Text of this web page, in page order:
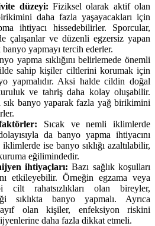
düzeyi: Fiziksel olarak aktif olan
daha fazla yaşayacakları için
ihtiyacı hissedebilirler. Sporcular,
çalışanlar ve düzenli egzersiz yapan
yapmayı tercih ederler.
yapma sıklığını belirlemede önemli
sahip kişiler ciltlerini korumak için
yapmalıdır. Aksi halde cildin doğal
ve tahriş daha kolay oluşabilir.
sık banyo yaparak fazla yağ birikimini
Sıcak ve nemli iklimlerde
da banyo yapma ihtiyacını
ise banyo sıklığı azaltılabilir,
eğilimindedir.
ihtiyaçları: Bazı sağlık koşulları
etkileyebilir. Örneğin egzama veya
cilt rahatsızlıkları olan bireyler,
sıklıkta banyo yapmalı. Ayrıca
olan kişiler, enfeksiyon riskini
daha fazla dikkat etmeli.